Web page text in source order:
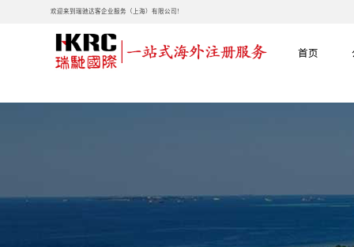
欢迎来到瑞驰达客企业服务（上海）有限公司!
首页